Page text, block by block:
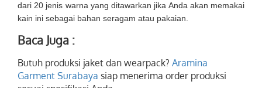
dari 20 jenis warna yang ditawarkan jika Anda akan memakai
kain ini sebagai bahan seragam atau pakaian.
Baca Juga :
Butuh produksi jaket dan wearpack? Aramina
Garment Surabaya siap menerima order produksi